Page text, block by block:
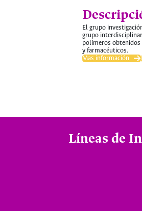
El grupo
grupo
polímeros obtenidos
y farmacéuticos.
Mas información
Líneas de